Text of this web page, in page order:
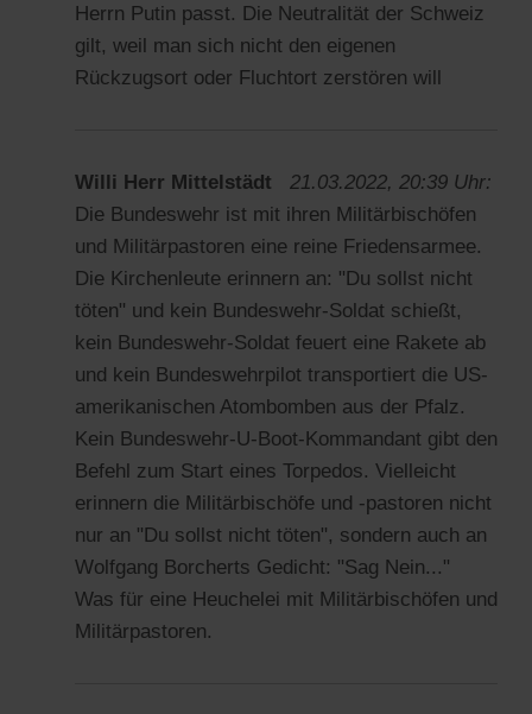
Herrn Putin passt. Die Neutralität der Schweiz
gilt, weil man sich nicht den eigenen
Rückzugsort oder Fluchtort zerstören will
Willi Herr Mittelstädt
21.03.2022, 20:39 Uhr:
Die Bundeswehr ist mit ihren Militärbischöfen
und Militärpastoren eine reine Friedensarmee.
Die Kirchenleute erinnern an: "Du sollst nicht
töten" und kein Bundeswehr-Soldat schießt,
kein Bundeswehr-Soldat feuert eine Rakete ab
und kein Bundeswehrpilot transportiert die US-
amerikanischen Atombomben aus der Pfalz.
Kein Bundeswehr-U-Boot-Kommandant gibt den
Befehl zum Start eines Torpedos. Vielleicht
erinnern die Militärbischöfe und -pastoren nicht
nur an "Du sollst nicht töten", sondern auch an
Wolfgang Borcherts Gedicht: "Sag Nein..."
Was für eine Heuchelei mit Militärbischöfen und
Militärpastoren.